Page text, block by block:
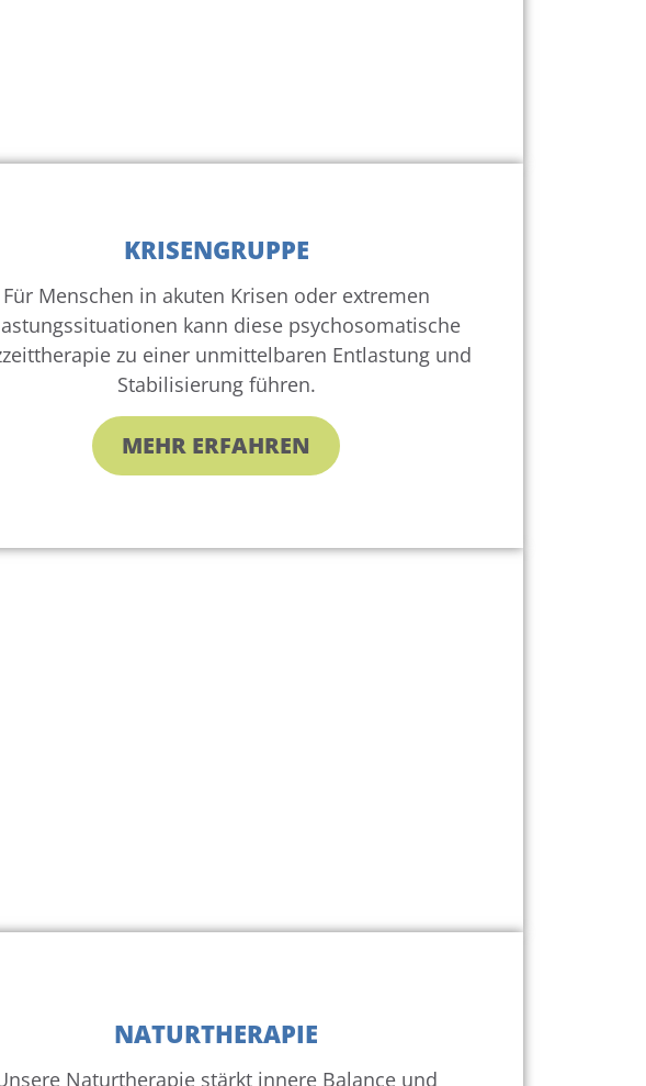
KRISENGRUPPE
Für Menschen in akuten Krisen oder extremen
kann diese psychosomatische
zu einer unmittelbaren Entlastung und
Stabilisierung führen.
MEHR ERFAHREN
NATURTHERAPIE
Naturtherapie stärkt innere Balance und